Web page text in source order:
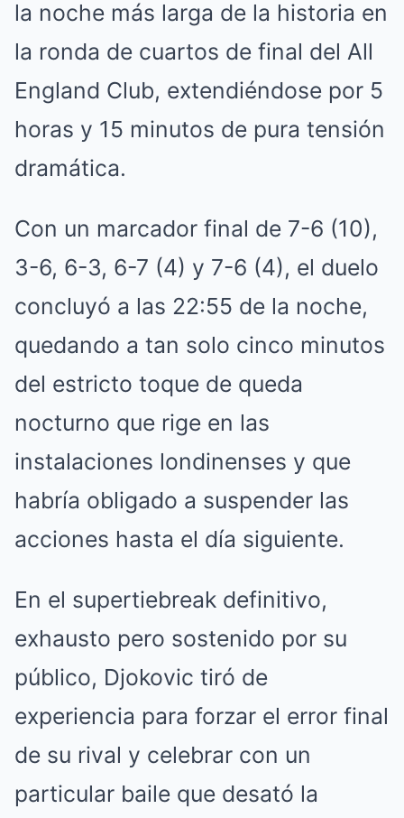
la noche más larga de la historia en
la ronda de cuartos de final del All
England Club, extendiéndose por 5
horas y 15 minutos de pura tensión
dramática.
Con un marcador final de 7-6 (10),
3-6, 6-3, 6-7 (4) y 7-6 (4), el duelo
concluyó a las 22:55 de la noche,
quedando a tan solo cinco minutos
del estricto toque de queda
nocturno que rige en las
instalaciones londinenses y que
habría obligado a suspender las
acciones hasta el día siguiente.
En el supertiebreak definitivo,
exhausto pero sostenido por su
público, Djokovic tiró de
experiencia para forzar el error final
de su rival y celebrar con un
particular baile que desató la